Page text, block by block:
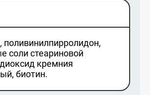
поливинилпирролидон,
соли стеариновой
кремния
биотин.